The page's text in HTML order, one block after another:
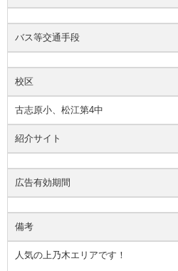
バス等交通手段
校区
古志原小、松江第4中
紹介サイト
広告有効期間
備考
人気の上乃木エリアです！